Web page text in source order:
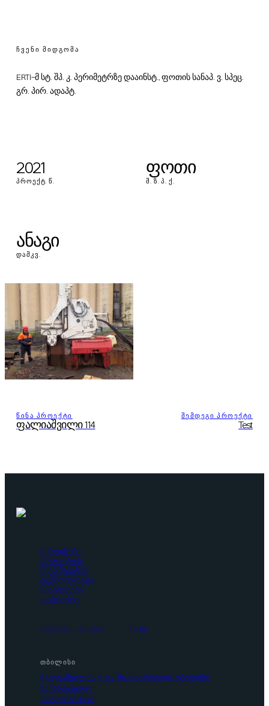
ᲩᲕᲔᲜᲘ ᲛᲘᲓᲒᲝᲛᲐ
ERTI-მ სტ. შპ. კ. პერიმეტრზე დააინსტ., ფოთის სანაპ. ვ. სპეც.
გრ. პირ. ადაპტ.
2021
ᲞᲠᲝᲔᲥᲢ. Წ.
ფოთი
Შ. Ზ. Პ. Ქ.
ანაგი
ᲓᲐᲛᲙᲕ.
ᲬᲘᲜᲐ ᲞᲠᲝᲔᲥᲢᲘ
ფალიაშვილი 114
ᲨᲔᲛᲓᲔᲒᲘ ᲞᲠᲝᲔᲥᲢᲘ
Test
სერვისები
პროექტები
ჩვენ შესახებ
ტექნოლოგია
სიახლეები
კონტაქტი
FACEBOOK LINKEDIN EN KA
ᲗᲑᲘᲚᲘᲡᲘ
ბელიაშვილის ქ. 142, მე-4 სართული, თბილისი,
საქართველო
+995 595 48 48 48